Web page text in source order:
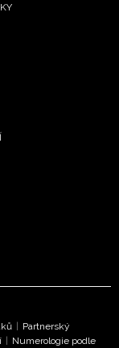
| Partnerský
| Numerologie podle